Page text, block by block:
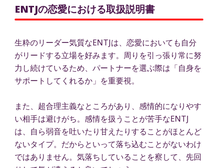
ENTJの恋愛における取扱説明書
生粋のリーダー気質なENTJは、恋愛においても自分
がリードする立場を好みます。周りを引っ張り常に努
力し続けているため、パートナーを選ぶ際は「自身を
サポートしてくれるか」を重要視。
また、超合理主義なところがあり、感情的になりやす
い相手は避けがち。感情を扱うことが苦手なENTJ
は、自ら弱音を吐いたり甘えたりすることがほとんど
ないタイプ。だからといって落ち込むことがないわけ
ではありません。気落ちしていることを察して、先回